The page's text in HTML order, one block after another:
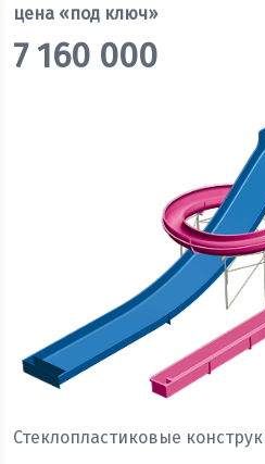
цена «под ключ»
7 160 000
Стеклопластиковые